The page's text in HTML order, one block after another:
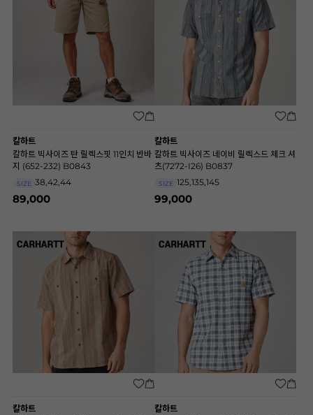
칼하트
칼하트 빅사이즈 탄 릴렉스핏 11인치 반바
지 (652-232) B0843
SIZE 38,42,44
89,000
칼하트
칼하트 빅사이즈 네이비 릴렉스드 체크 셔
츠(7272-I26) B0837
SIZE 125,135,145
99,000
칼하트
칼하트